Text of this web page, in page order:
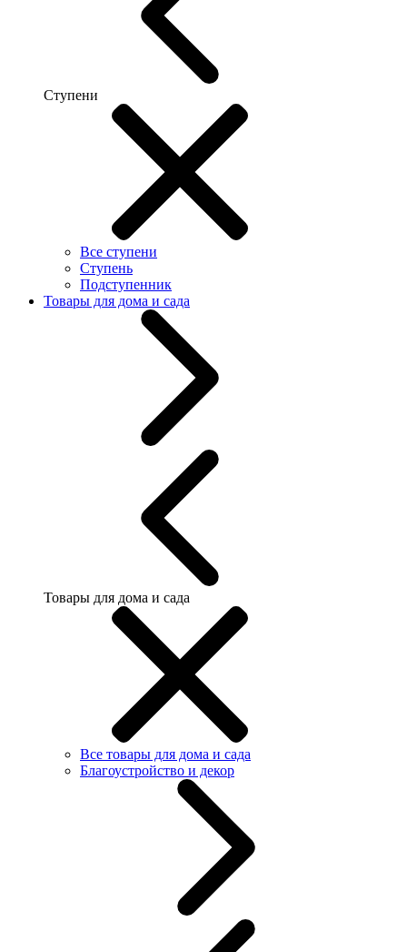
Ступени
Все ступени
Ступень
Подступенник
Товары для дома и сада
Товары для дома и сада
Все товары для дома и сада
Благоустройство и декор